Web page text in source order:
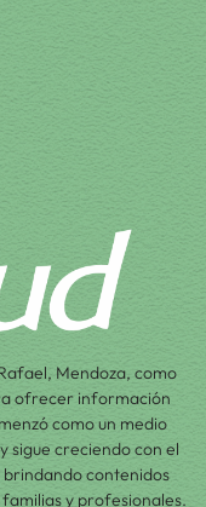
Mendoza, como
ofrecer información
como un medio
sigue creciendo con el
contenidos
y profesionales.